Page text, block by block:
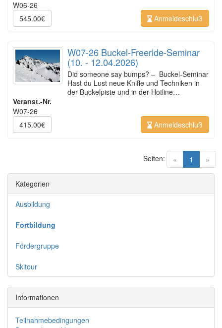
W06-26
545.00€
Anmeldeschluß
W07-26 Buckel-Freeride-Seminar
(10. - 12.04.2026)
Did someone say bumps? – Buckel-Seminar
Hast du Lust neue Kniffe und Techniken in
der Buckelpiste und in der Hotline…
Veranst.-Nr.
W07-26
415.00€
Anmeldeschluß
« 1 (current)
»
Seiten:
Kategorien
Ausbildung
Fortbildung
Fördergruppe
Skitour
Informationen
Teilnahmebedingungen